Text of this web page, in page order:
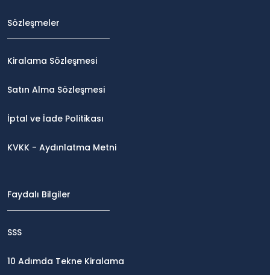
Sözleşmeler
Kiralama Sözleşmesi
Satın Alma Sözleşmesi
İptal ve İade Politikası
KVKK - Aydınlatma Metni
Faydalı Bilgiler
SSS
10 Adımda Tekne Kiralama